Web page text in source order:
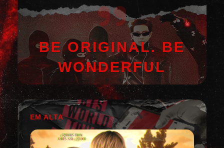
BE ORIGINAL. BE
WONDERFUL
EM ALTA